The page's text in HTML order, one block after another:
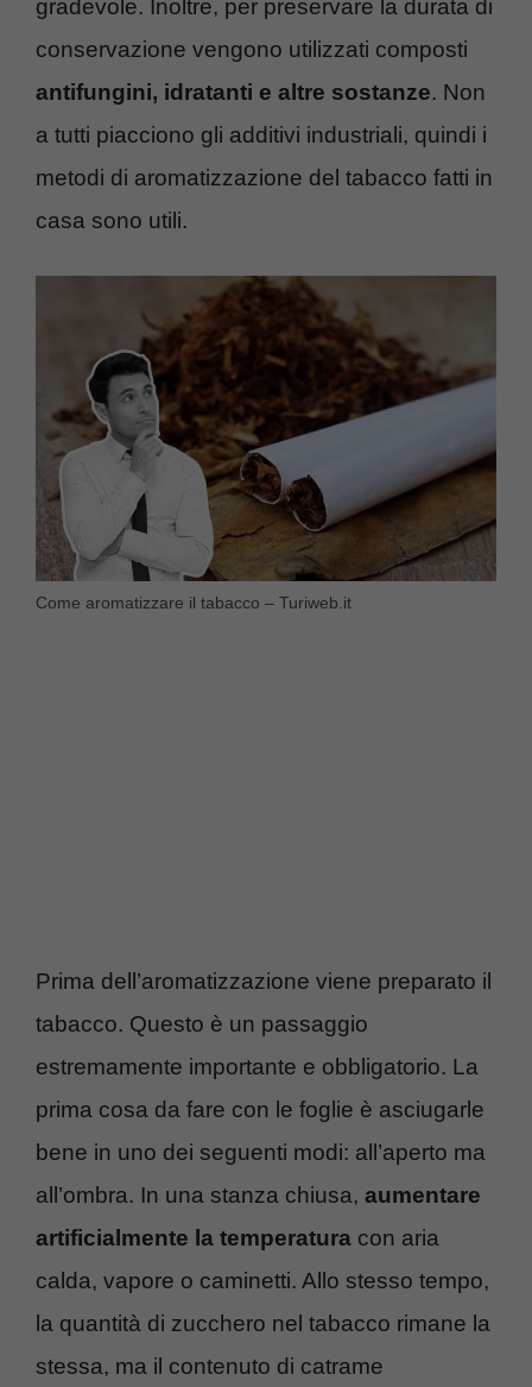
gradevole. Inoltre, per preservare la durata di
conservazione vengono utilizzati composti
antifungini, idratanti e altre sostanze. Non
a tutti piacciono gli additivi industriali, quindi i
metodi di aromatizzazione del tabacco fatti in
casa sono utili.
Come aromatizzare il tabacco – Turiweb.it
Prima dell’aromatizzazione viene preparato il
tabacco. Questo è un passaggio
estremamente importante e obbligatorio. La
prima cosa da fare con le foglie è asciugarle
bene in uno dei seguenti modi: all’aperto ma
all’ombra. In una stanza chiusa, aumentare
artificialmente la temperatura con aria
calda, vapore o caminetti. Allo stesso tempo,
la quantità di zucchero nel tabacco rimane la
stessa, ma il contenuto di catrame